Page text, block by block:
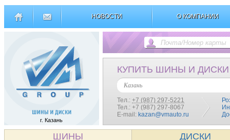
НОВОСТИ О КОМПАНИИ
г. Казань
КУПИТЬ ШИНЫ И ДИСКИ
Казань
Тел.: +7 (987) 297-5221
Тел.: +7 (987) 297-8067
E-mail: kazan@vmauto.ru
ШИНЫ ДИСКИ